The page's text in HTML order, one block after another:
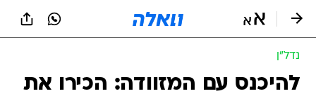
נדל״ן
להיכנס עם המזוודה: הכירו את